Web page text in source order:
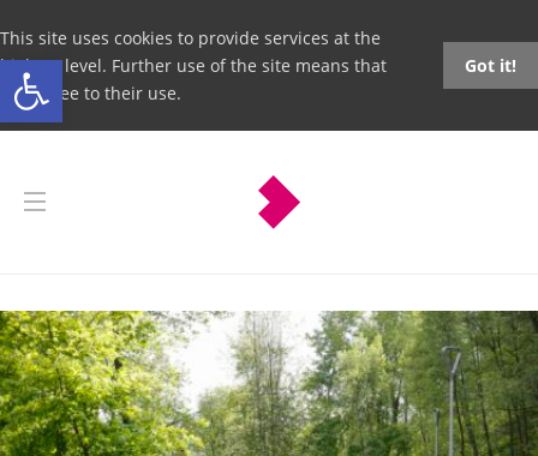
Open toolbar
This site uses cookies to provide services at the
highest level. Further use of the site means that
you agree to their use.
Got it!